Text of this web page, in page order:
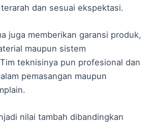
dan sesuai ekspektasi.
juga memberikan garansi produk,
maupun sistem
teknisinya pun profesional dan
pemasangan maupun
nilai tambah dibandingkan